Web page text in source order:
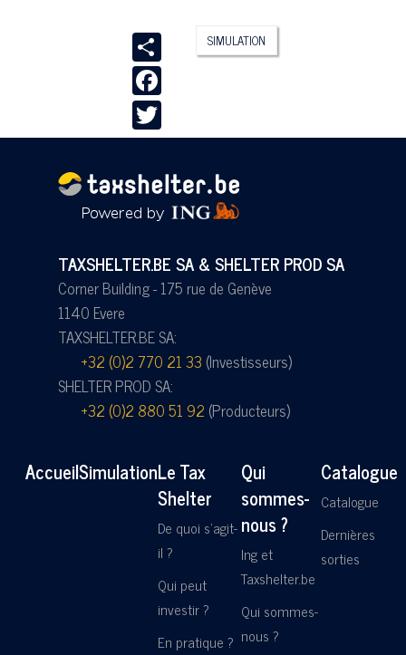
Share
Facebook
Twitter
SIMULATION
TAXSHELTER.BE SA & SHELTER PROD SA
Corner Building - 175 rue de Genève
1140 Evere
TAXSHELTER.BE SA:
+32 (0)2 770 21 33 (Investisseurs)
SHELTER PROD SA:
+32 (0)2 880 51 92 (Producteurs)
AccueilSimulationLe Tax
Shelter
De quoi s'agit-
il ?
Qui peut
investir ?
En pratique ?
Qui
sommes-
nous ?
Ing et
Taxshelter.be
Qui sommes-
nous ?
Catalogue
Catalogue
Dernières
sorties